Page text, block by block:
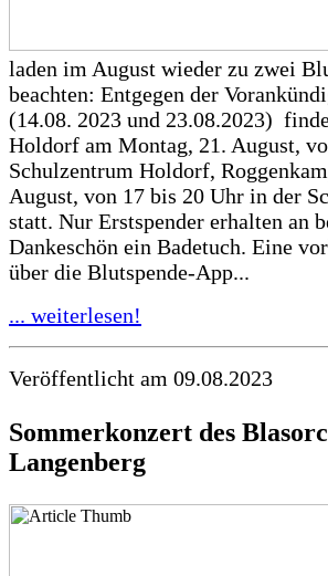
laden im August wieder zu zwei
beachten: Entgegen der
(14.08. 2023 und 23.08.2023)
Holdorf am Montag, 21. August,
Schulzentrum Holdorf,
August, von 17 bis 20 Uhr in der
statt. Nur Erstspender erhalten an
Dankeschön ein Badetuch. Eine
über die Blutspende-App...
... weiterlesen!
Veröffentlicht am 09.08.2023
Sommerkonzert des
Langenberg